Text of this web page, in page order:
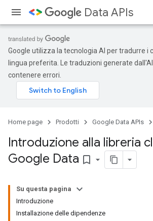
Data APIs
Google utilizza la tecnologia AI per tradurre i
lingua preferita. Le traduzioni generate
contenere errori.
Home page Prodotti Google Data APIs
Introduzione alla libreria
Google Data bookmark_border
Su questa pagina
Introduzione
Installazione delle dipendenze